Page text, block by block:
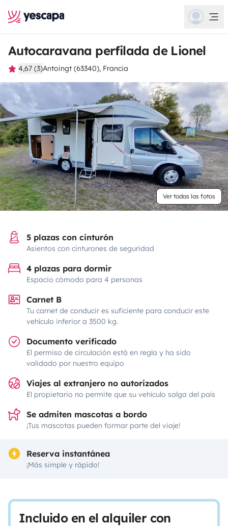
Autocaravana perfilada de Lionel
4,67 (3)Antoingt (63340), Francia
Ver todas las fotos
5 plazas con cinturón
Asientos con cinturones de seguridad
4 plazas para dormir
Espacio cómodo para 4 personas
Carnet B
Tu carnet de conducir es suficiente para conducir este
vehículo inferior a 3500 kg.
Documento verificado
El permiso de circulación está en regla y ha sido
validado por nuestro equipo
Viajes al extranjero no autorizados
El propietario no permite que su vehículo salga del país
Se admiten mascotas a bordo
¡Tus mascotas pueden formar parte del viaje!
Reserva instantánea
¡Más simple y rápido!
Incluido en el alquiler con